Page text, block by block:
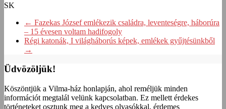
SK
← Fazekas József emlékezik családra, leventeségre, háborúra
– 15 évesen voltam hadifogoly
Régi katonák, I világháborús képek, emlékek gyűjtésünkből
→
Üdvözöljük!
Köszöntjük a Vilma-ház honlapján, ahol reméljük minden
információt megtalál velünk kapcsolatban. Ez mellett érdekes
történeteket osztunk meg a kedves olvasókkal, érdemes